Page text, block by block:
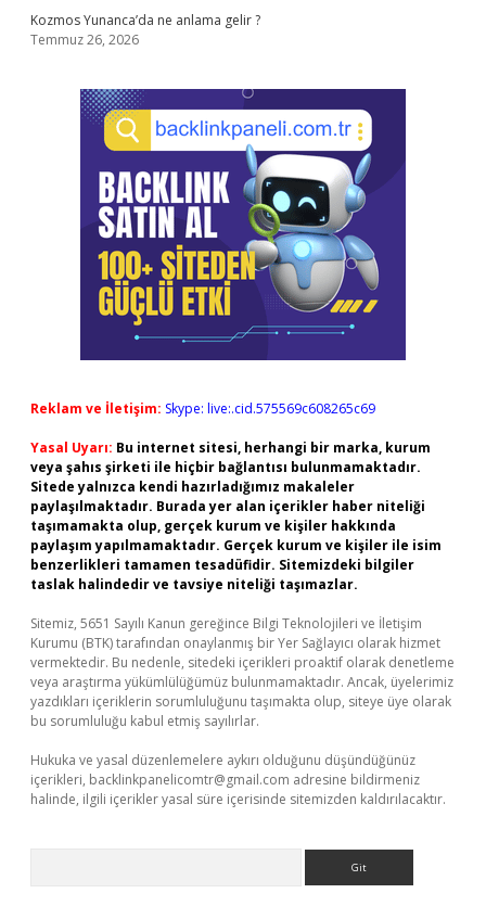
Kozmos Yunanca’da ne anlama gelir ?
Temmuz 26, 2026
Reklam ve İletişim: Skype: live:.cid.575569c608265c69
Yasal Uyarı: Bu internet sitesi, herhangi bir marka, kurum
veya şahıs şirketi ile hiçbir bağlantısı bulunmamaktadır.
Sitede yalnızca kendi hazırladığımız makaleler
paylaşılmaktadır. Burada yer alan içerikler haber niteliği
taşımamakta olup, gerçek kurum ve kişiler hakkında
paylaşım yapılmamaktadır. Gerçek kurum ve kişiler ile isim
benzerlikleri tamamen tesadüfidir. Sitemizdeki bilgiler
taslak halindedir ve tavsiye niteliği taşımazlar.
Sitemiz, 5651 Sayılı Kanun gereğince Bilgi Teknolojileri ve İletişim
Kurumu (BTK) tarafından onaylanmış bir Yer Sağlayıcı olarak hizmet
vermektedir. Bu nedenle, sitedeki içerikleri proaktif olarak denetleme
veya araştırma yükümlülüğümüz bulunmamaktadır. Ancak, üyelerimiz
yazdıkları içeriklerin sorumluluğunu taşımakta olup, siteye üye olarak
bu sorumluluğu kabul etmiş sayılırlar.
Hukuka ve yasal düzenlemelere aykırı olduğunu düşündüğünüz
içerikleri, backlinkpanelicomtr@gmail.com adresine bildirmeniz
halinde, ilgili içerikler yasal süre içerisinde sitemizden kaldırılacaktır.